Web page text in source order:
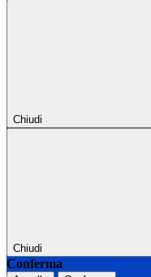
Chiudi
Chiudi
Conferma